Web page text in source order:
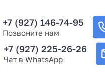
+7 (927) 146-74-95
Позвоните нам
+7 (927) 225-26-26
Чат в WhatsApp